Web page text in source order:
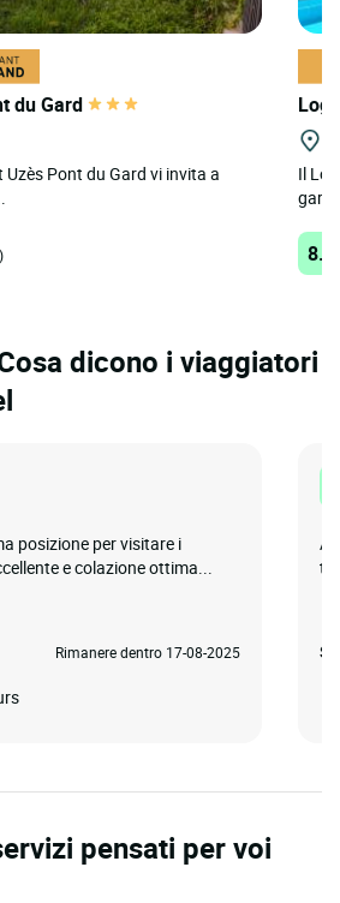
du Gard
Pont du Gard vi invita a
Il
dicono i viaggiatori
posizione per visitare i
e colazione ottima...
Rimanere dentro 17-08-2025
pensati per voi